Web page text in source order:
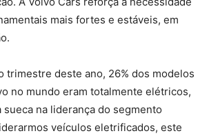
mais fortes e estáveis, em
trimestre deste ano, 26% dos modelos
no mundo eram totalmente elétricos,
sueca na liderança do segmento
veículos eletrificados, este